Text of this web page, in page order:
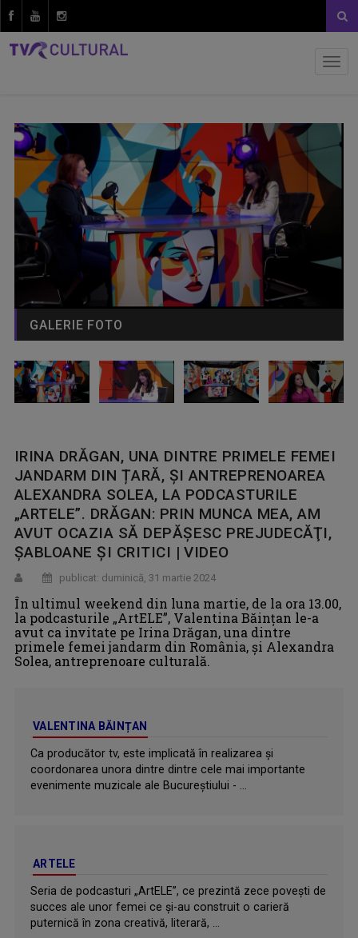
GALERIE FOTO
IRINA DRĂGAN, UNA DINTRE PRIMELE FEMEI
JANDARM DIN ȚARĂ, ȘI ANTREPRENOAREA
ALEXANDRA SOLEA, LA PODCASTURILE
„ARTELE”. DRĂGAN: PRIN MUNCA MEA, AM
AVUT OCAZIA SĂ DEPĂŞESC PREJUDECĂŢI,
ŞABLOANE ŞI CRITICI | VIDEO
publicat: duminică, 31 martie 2024
În ultimul weekend din luna martie, de la ora 13.00,
la podcasturile „ArtELE”, Valentina Băințan le-a
avut ca invitate pe Irina Drăgan, una dintre
primele femei jandarm din România, și Alexandra
Solea, antreprenoare culturală.
VALENTINA BĂINȚAN
Ca producător tv, este implicată în realizarea și
coordonarea unora dintre dintre cele mai importante
evenimente muzicale ale Bucureștiului - ...
ARTELE
Seria de podcasturi „ArtELE”, ce prezintă zece povești de
succes ale unor femei ce și-au construit o carieră
puternică în zona creativă, literară, ...